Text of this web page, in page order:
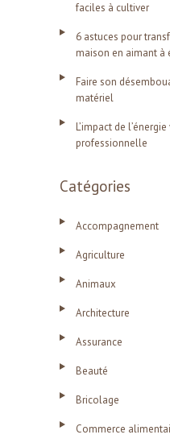
faciles à cultiver
6 astuces pour
maison en aimant à
Faire son
matériel
L’impact de
professionnelle
Catégories
Accompagnement
Agriculture
Animaux
Architecture
Assurance
Beauté
Bricolage
Commerce